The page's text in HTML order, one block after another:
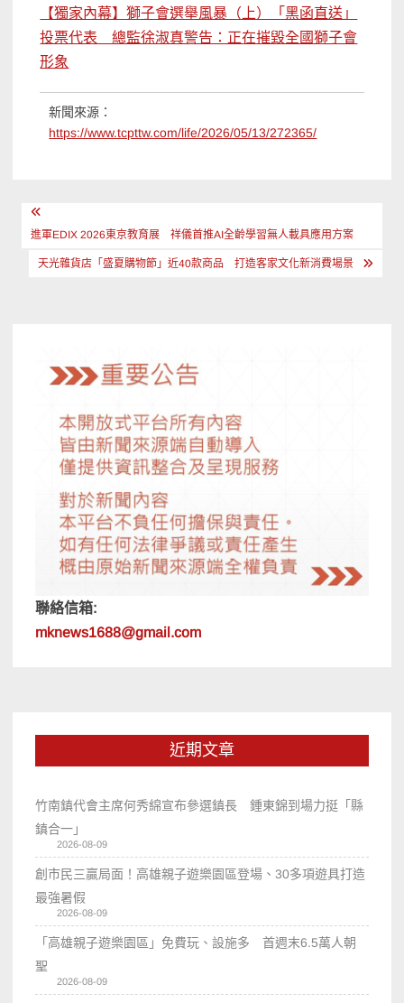
【獨家內幕】獅子會選舉風暴（上）「黑函直送」
投票代表 總監徐淑真警告：正在摧毀全國獅子會
形象
新聞來源：
https://www.tcpttw.com/life/2026/05/13/272365/
文
章
導
進軍EDIX 2026東京教育展 祥儀首推AI全齡學習無人載具應用方案
天光雜貨店「盛夏購物節」近40款商品 打造客家文化新消費場景
聯絡信箱:
mknews1688@gmail.com
近期文章
竹南鎮代會主席何秀綿宣布參選鎮長 鍾東錦到場力挺「縣
鎮合一」
2026-08-09
創市民三贏局面！高雄親子遊樂園區登場、30多項遊具打造
最強暑假
2026-08-09
「高雄親子遊樂園區」免費玩、設施多 首週末6.5萬人朝
聖
2026-08-09